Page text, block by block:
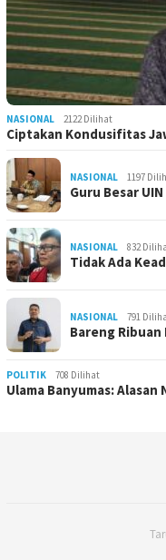
NASIONAL 2122 Dilihat
Ciptakan Kondusifitas
NASIONAL 1197
Guru Besar
NASIONAL 832
Tidak Ada
NASIONAL 791
Bareng Ribuan
POLITIK 708 Dilihat
Ulama Banyumas: